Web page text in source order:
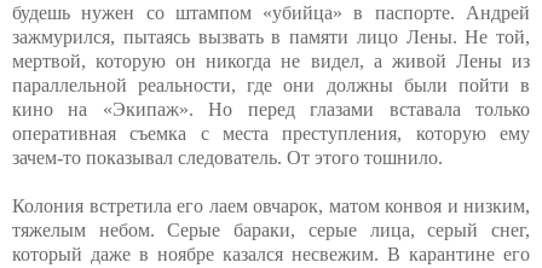
будешь нужен со штампом «убийца» в паспорте. Андрей
зажмурился, пытаясь вызвать в памяти лицо Лены. Не той,
мертвой, которую он никогда не видел, а живой Лены из
параллельной реальности, где они должны были пойти в
кино на «Экипаж». Но перед глазами вставала только
оперативная съемка с места преступления, которую ему
зачем-то показывал следователь. От этого тошнило.
Колония встретила его лаем овчарок, матом конвоя и низким,
тяжелым небом. Серые бараки, серые лица, серый снег,
который даже в ноябре казался несвежим. В карантине его